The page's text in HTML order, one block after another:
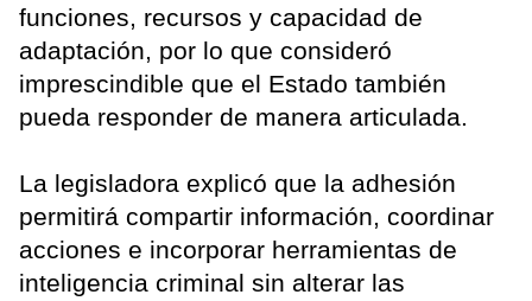
funciones, recursos y capacidad de
adaptación, por lo que consideró
imprescindible que el Estado también
pueda responder de manera articulada.
La legisladora explicó que la adhesión
permitirá compartir información, coordinar
acciones e incorporar herramientas de
inteligencia criminal sin alterar las